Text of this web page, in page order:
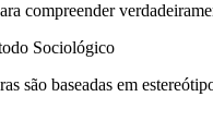
compreender
Sociológico
são baseadas em